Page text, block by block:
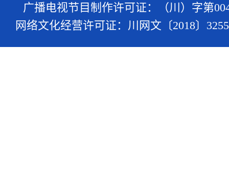
广播电视节目制作许可证：（川）字第
网络文化经营许可证：川网文〔2018〕